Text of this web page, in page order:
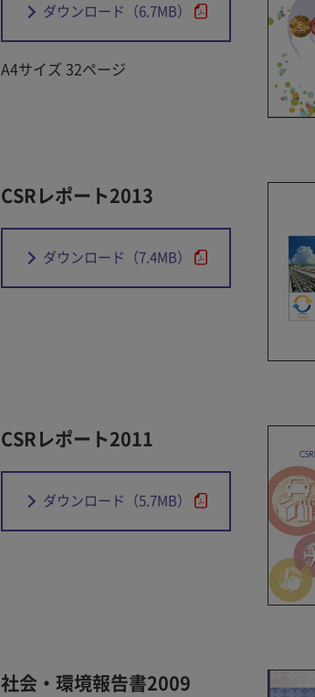
ダウンロード （6.7MB）
A4サイズ 32ページ
CSRレポート2013
ダウンロード （7.4MB）
CSRレポート2011
ダウンロード （5.7MB）
社会・環境報告書2009